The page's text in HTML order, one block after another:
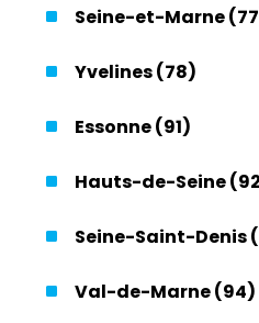
Seine-et-Marne
Yvelines (78)
Essonne (91)
Hauts-de-Seine
Seine-Saint-Denis
Val-de-Marne (94)